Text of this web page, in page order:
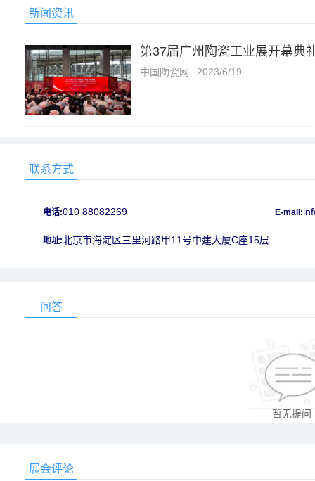
新闻资讯
第37届广州陶瓷工业展开幕典
中国陶瓷网 2023/6/19
联系方式
电话:010 88082269 E-mail:
地址:北京市海淀区三里河路甲11号中建大厦C座15层
问答
暂无提问
展会评论